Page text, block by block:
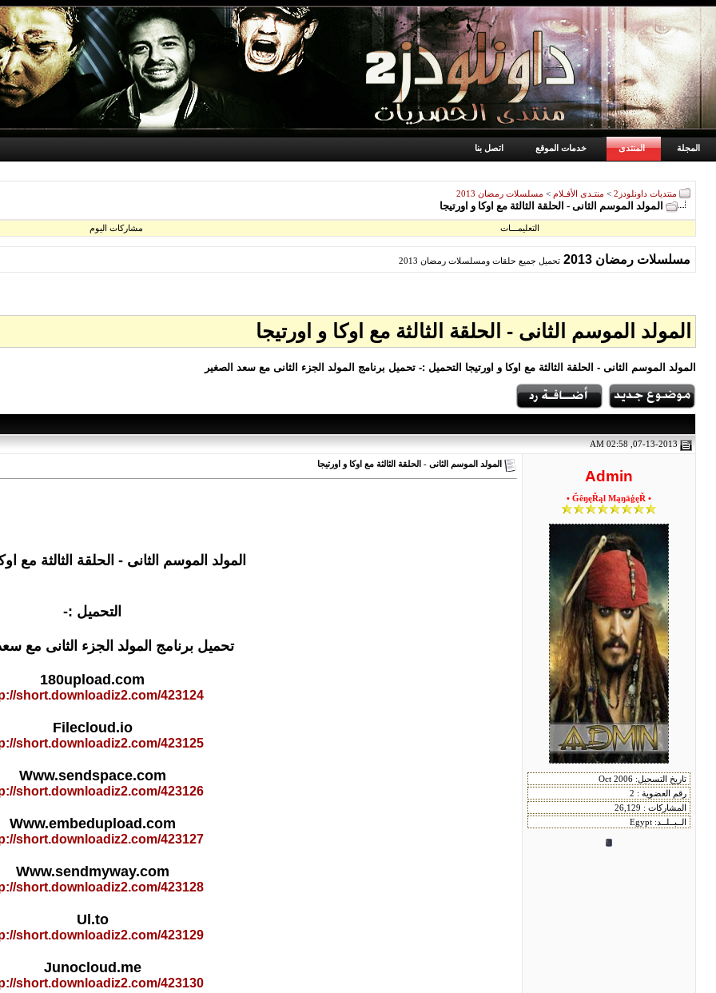
المجلة المنتدى خدمات الموقع اتصل بنا
منتديات داونلودز2 > منتـدى الأفـلام > مسلسلات رمضان 2013
المولد الموسم الثانى - الحلقة الثالثة مع اوكا و اورتيجا
التعليمـــات مشاركات اليوم
مسلسلات رمضان 2013 تحميل جميع حلقات ومسلسلات رمضان 2013
المولد الموسم الثانى - الحلقة الثالثة مع اوكا و اورتيجا
المولد الموسم الثانى - الحلقة الثالثة مع اوكا و اورتيجا التحميل :- تحميل برنامج المولد الجزء الثانى مع سعد الصغير
Admin
• ĞêŋęŘąl MąŋāģęŘ •
المولد الموسم الثانى - الحلقة الثالثة مع اوكا و اورتيجا
المولد الموسم الثانى - الحلقة الثالثة مع
التحميل :-
تحميل برنامج المولد الجزء الثانى مع
180upload.com
short.downloadiz2.com/423124
Filecloud.io
short.downloadiz2.com/423125
Www.sendspace.com
short.downloadiz2.com/423126
Www.embedupload.com
short.downloadiz2.com/423127
Www.sendmyway.com
short.downloadiz2.com/423128
Ul.to
short.downloadiz2.com/423129
Junocloud.me
short.downloadiz2.com/423130